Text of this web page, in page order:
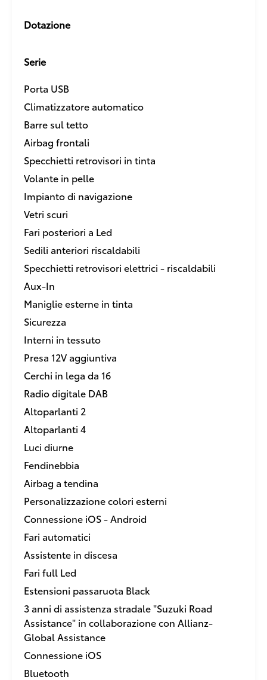
Dotazione
Serie
Porta USB
Climatizzatore automatico
Barre sul tetto
Airbag frontali
Specchietti retrovisori in tinta
Volante in pelle
Impianto di navigazione
Vetri scuri
Fari posteriori a Led
Sedili anteriori riscaldabili
Specchietti retrovisori elettrici - riscaldabili
Aux-In
Maniglie esterne in tinta
Sicurezza
Interni in tessuto
Presa 12V aggiuntiva
Cerchi in lega da 16
Radio digitale DAB
Altoparlanti 2
Altoparlanti 4
Luci diurne
Fendinebbia
Airbag a tendina
Personalizzazione colori esterni
Connessione iOS - Android
Fari automatici
Assistente in discesa
Fari full Led
Estensioni passaruota Black
3 anni di assistenza stradale "Suzuki Road
Assistance" in collaborazione con Allianz-
Global Assistance
Connessione iOS
Bluetooth